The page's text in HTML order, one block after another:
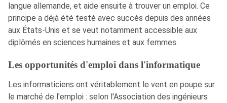
langue allemande, et aide ensuite à trouver un emploi. Ce
principe a déjà été testé avec succès depuis des années
aux États-Unis et se veut notamment accessible aux
diplômés en sciences humaines et aux femmes.
Les opportunités d'emploi dans l'informatique
Les informaticiens ont véritablement le vent en poupe sur
le marché de l'emploi : selon l'Association des ingénieurs